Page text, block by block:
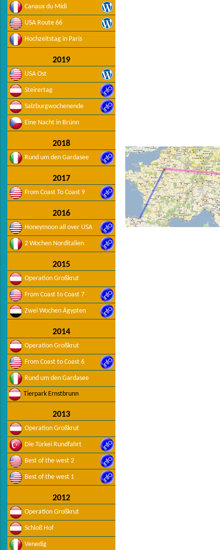
Canaux du Midi
USA Route 66
Hochzeitstag in Paris
2019
USA Ost
Steirertag
Salzburgwochenende
Eine Nacht in Brünn
2018
Rund um den Gardasee
2017
From Coast To Coast 9
2016
Honeymoon all over USA
2 Wochen Norditalien
2015
Operation Großkrut
From Coast to Coast 7
Zwei Wochen Ägypten
2014
Operation Großkrut
From Coast to Coast 6
Rund um den Gardasee
Tierpark Ernstbrunn
2013
Operation Großkrut
Die Türkei Rundfahrt
Best of the west 2
Best of the west 1
2012
Operation Großkrut
Schloß Hof
Venedig